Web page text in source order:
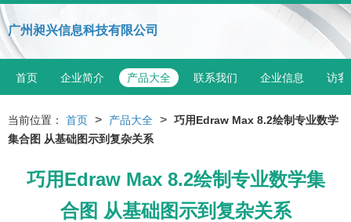
广州昶兴信息科技有限公司
首页 企业简介 产品大全 联系我们 企业信息 访客
当前位置： 首页 > 产品大全 > 巧用Edraw Max 8.2绘制专业数学
集合图 从基础图示到复杂关系
巧用Edraw Max 8.2绘制专业数学集
合图 从基础图示到复杂关系